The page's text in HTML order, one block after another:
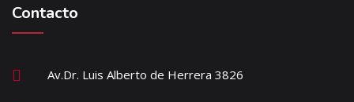
Contacto
Av.Dr. Luis Alberto de Herrera 3826